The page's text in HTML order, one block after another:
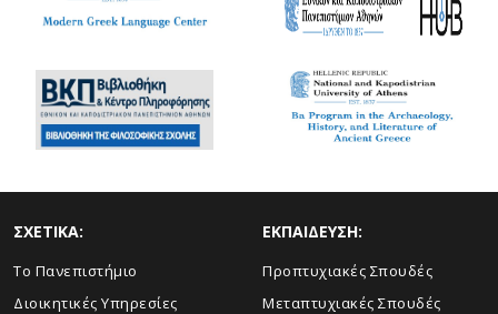
ΣΧΕΤΙΚΑ:
Το Πανεπιστήμιο
Διοικητικές Υπηρεσίες
ΕΚΠΑΙΔΕΥΣΗ:
Προπτυχιακές Σπουδές
Μεταπτυχιακές Σπουδές